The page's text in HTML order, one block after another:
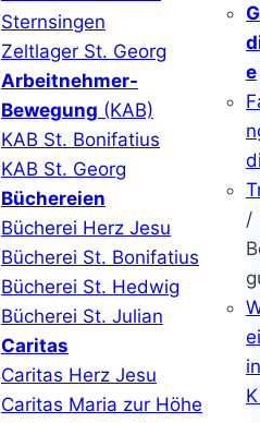
Sternsingen
Zeltlager St. Georg
Arbeitnehmer-
Bewegung (KAB)
KAB St. Bonifatius
KAB St. Georg
Büchereien
Bücherei Herz Jesu
Bücherei St. Bonifatius
Bücherei St. Hedwig
Bücherei St. Julian
Caritas
Caritas Herz Jesu
Caritas Maria zur Höhe
e
/